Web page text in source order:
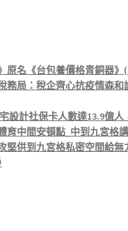
原名《台包養價格青銅器》
務局：稅企齊心抗疫情森和
設計社保卡人數達13.9億人
育中間安頓點_中到九宮格
堅供到九宮格私密空間給無